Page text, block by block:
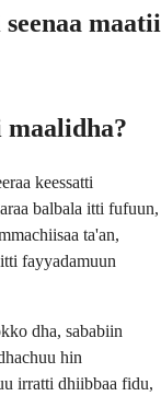
maatii
keessatti
balbala itti fufuun,
ta'an,
fayyadamuun
dha, sababiin
hin
irratti dhiibbaa fidu,